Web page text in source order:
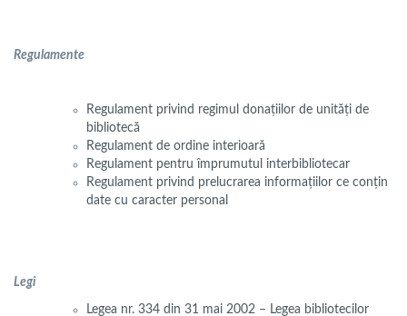
Regulamente
Regulament privind regimul donațiilor de unități de
bibliotecă
Regulament de ordine interioară
Regulament pentru împrumutul interbibliotecar
Regulament privind prelucrarea informațiilor ce conțin
date cu caracter personal
Legi
Legea nr. 334 din 31 mai 2002 – Legea bibliotecilor